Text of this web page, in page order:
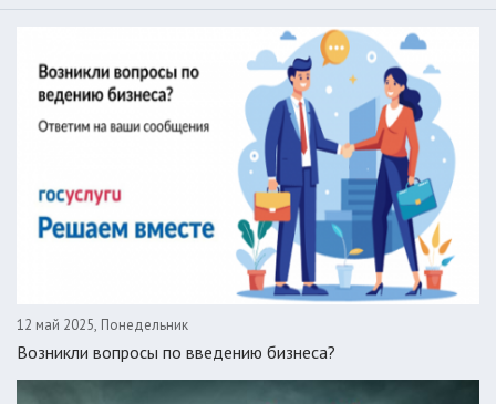
12 май 2025, Понедельник
Возникли вопросы по введению бизнеса?